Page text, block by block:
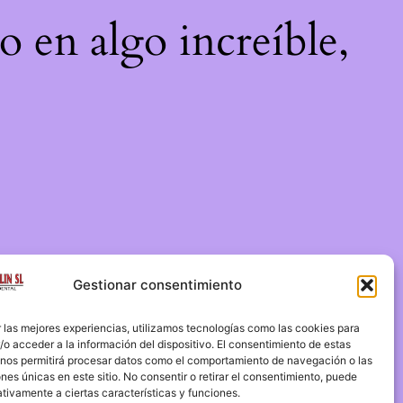
Gestionar consentimiento
las mejores experiencias, utilizamos tecnologías como las cookies para
o acceder a la información del dispositivo. El consentimiento de estas
permitirá procesar datos como el comportamiento de navegación o las
únicas en este sitio. No consentir o retirar el consentimiento, puede
a ciertas características y funciones.
en algo increíble,